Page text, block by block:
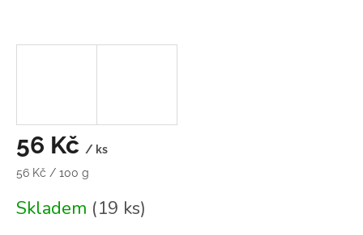
56 Kč / ks
Měrná
56 Kč / 100 g
Skladem (19 ks)